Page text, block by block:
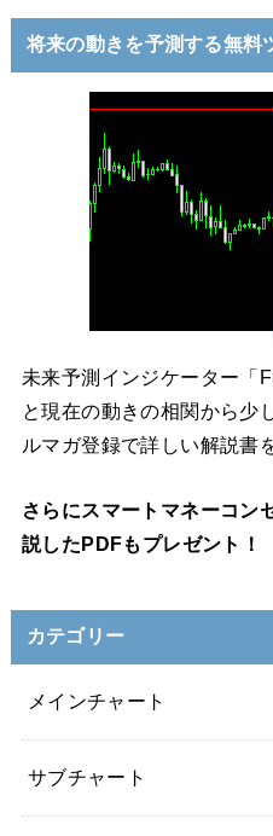
将来の動きを予測する無料
未来予測インジケーター「
と現在の動きの相関から少
ルマガ登録で詳しい解説書
さらにスマートマネーコン
説したPDFもプレゼント！
カテゴリー
メインチャート
サブチャート